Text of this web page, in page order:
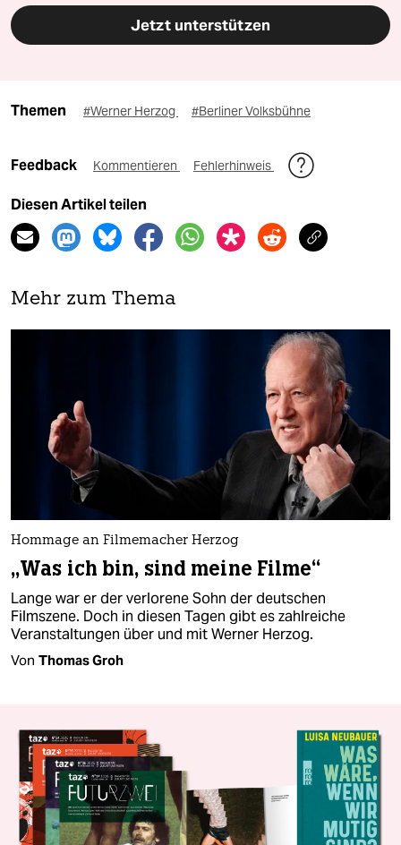
Jetzt unterstützen
Themen #Werner Herzog #Berliner Volksbühne
Feedback Kommentieren Fehlerhinweis
Diesen Artikel teilen
Mehr zum Thema
Hommage an Filmemacher Herzog
„Was ich bin, sind meine Filme“
Lange war er der verlorene Sohn der deutschen
Filmszene. Doch in diesen Tagen gibt es zahlreiche
Veranstaltungen über und mit Werner Herzog.
Von Thomas Groh